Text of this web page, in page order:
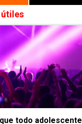
útiles
todo adolescente